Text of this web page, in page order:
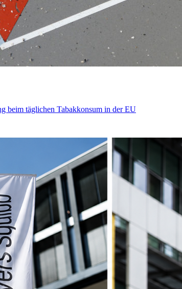
beim täglichen Tabakkonsum in der EU